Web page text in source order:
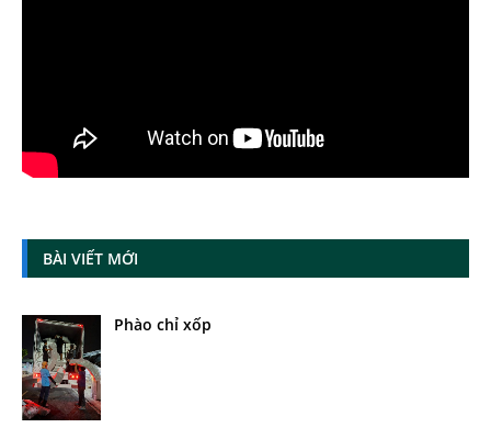
BÀI VIẾT MỚI
Phào chỉ xốp